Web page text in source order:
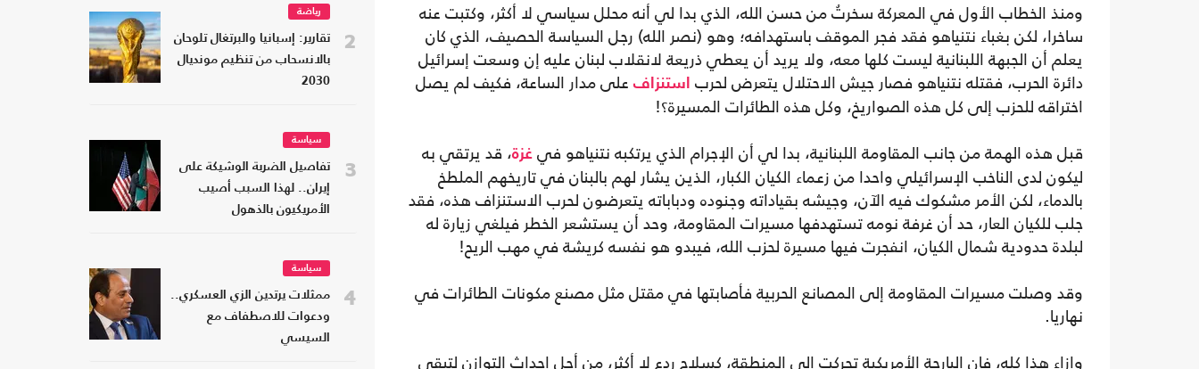
ومنذ الخطاب الأول في المعركة سخرتُ من حسن الله، الذي بدا لي أنه محلل سياسي لا أكثر، وكتبت عنه
ساخرا، لكن بغباء نتنياهو فقد فجر الموقف باستهدافه؛ وهو (نصر الله) رجل السياسة الحصيف، الذي كان
يعلم أن الجبهة اللبنانية ليست كلها معه، ولا يريد أن يعطي ذريعة لانقلاب لبنان عليه إن وسعت إسرائيل
دائرة الحرب، فقتله نتنياهو فصار جيش الاحتلال يتعرض لحرب
استنزاف على مدار الساعة، فكيف لم يصل
اختراقه للحزب إلى كل هذه الصواريخ، وكل هذه الطائرات المسيرة؟!
قبل هذه الهمة من جانب المقاومة اللبنانية، بدا لي أن الإجرام الذي يرتكبه نتنياهو في غزة، قد يرتقي به
ليكون لدى الناخب الإسرائيلي واحدا من زعماء الكيان الكبار، الذين يشار لهم بالبنان في تاريخهم الملطخ
بالدماء، لكن الأمر مشكوك فيه الآن، وجيشه بقياداته وجنوده ودباباته يتعرضون لحرب الاستنزاف هذه، فقد
جلب للكيان العار، حد أن غرفة نومه تستهدفها مسيرات المقاومة، وحد أن يستشعر الخطر فيلغي زيارة له
لبلدة حدودية شمال الكيان، انفجرت فيها مسيرة لحزب الله، فيبدو هو نفسه كريشة في مهب الريح!
وقد وصلت مسيرات المقاومة إلى المصانع الحربية فأصابتها في مقتل مثل مصنع مكونات الطائرات في
نهاريا.
وإزاء هذا كله، فإن البارجة الأمريكية تحركت إلى المنطقة، كسلاح ردع لا أكثر، من أجل إحداث التوازن لتبقى
2
رياضة
تقارير: إسبانيا والبرتغال تلوحان
بالانسحاب من تنظيم مونديال
2030
3
سياسة
تفاصيل الضربة الوشيكة على
إيران.. لهذا السبب أصيب
الأمريكيون بالذهول
4
سياسة
ممثلات يرتدين الزي العسكري..
ودعوات للاصطفاف مع
السيسي